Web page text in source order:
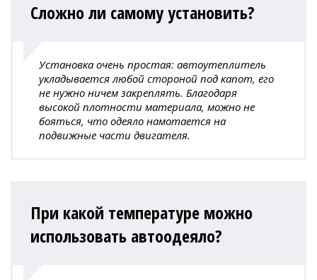
Сложно ли самому установить?
Установка очень простая: автоутеплитель
укладывается любой стороной под капот, его
не нужно ничем закреплять. Благодаря
высокой плотности материала, можно не
бояться, что одеяло намотается на
подвижные части двигателя.
При какой температуре можно
использовать автоодеяло?